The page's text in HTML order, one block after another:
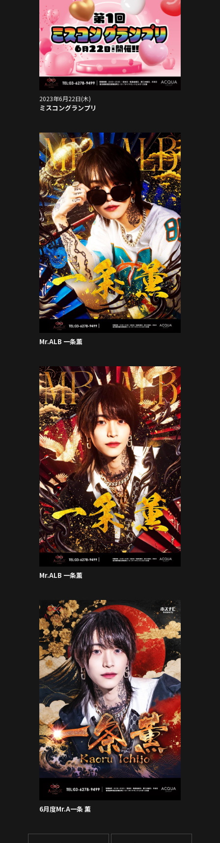
2023年6月22日(木)
ミスコングランプリ
Mr.ALB 一条薫
Mr.ALB 一条薫
6月度Mr.A一条 薫